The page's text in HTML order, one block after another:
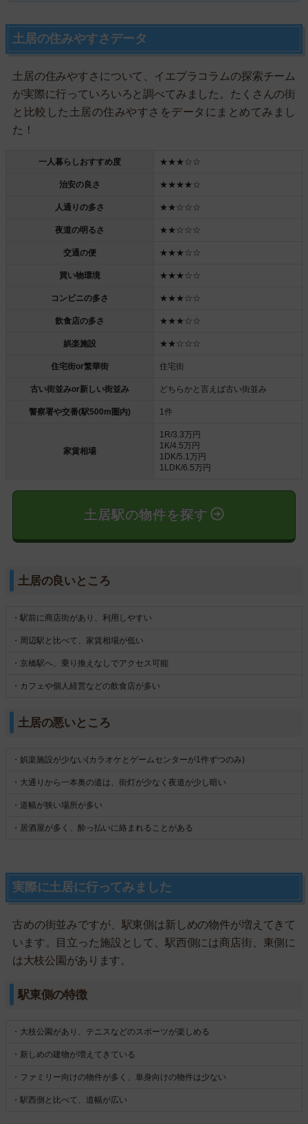
土居の住みやすさデータ
土居の住みやすさについて、イエプラコラムの探索チーム
が実際に行っていろいろと調べてみました。たくさんの街
と比較した土居の住みやすさをデータにまとめてみまし
た！
一人暮らしおすすめ度 ★★★☆☆
治安の良さ ★★★★☆
人通りの多さ ★★☆☆☆
夜道の明るさ ★★☆☆☆
交通の便 ★★★☆☆
買い物環境 ★★★☆☆
コンビニの多さ ★★★☆☆
飲食店の多さ ★★★☆☆
娯楽施設 ★★☆☆☆
住宅街or繁華街 住宅街
古い街並みor新しい街並み どちらかと言えば古い街並み
警察署や交番(駅500m圏内) 1件
家賃相場
1R/3.3万円
1K/4.5万円
1DK/5.1万円
1LDK/6.5万円
土居駅の物件を探す
土居の良いところ
・駅前に商店街があり、利用しやすい
・周辺駅と比べて、家賃相場が低い
・京橋駅へ、乗り換えなしでアクセス可能
・カフェや個人経営などの飲食店が多い
土居の悪いところ
・娯楽施設が少ない(カラオケとゲームセンターが1件ずつのみ)
・大通りから一本奥の道は、街灯が少なく夜道が少し暗い
・道幅が狭い場所が多い
・居酒屋が多く、酔っ払いに絡まれることがある
実際に土居に行ってみました
古めの街並みですが、駅東側は新しめの物件が増えてきて
います。目立った施設として、駅西側には商店街、東側に
は大枝公園があります。
駅東側の特徴
・大枝公園があり、テニスなどのスポーツが楽しめる
・新しめの建物が増えてきている
・ファミリー向けの物件が多く、単身向けの物件は少ない
・駅西側と比べて、道幅が広い